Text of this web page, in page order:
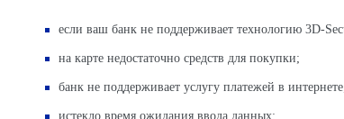
если ваш банк не поддерживает технологию 3D-
на карте недостаточно средств для покупки;
банк не поддерживает услугу платежей в
истекло время ожидания ввода данных;